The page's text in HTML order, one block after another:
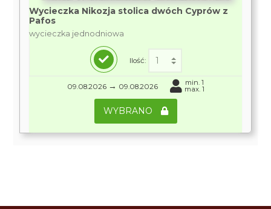
Wycieczka Nikozja stolica dwóch Cyprów z
Pafos
wycieczka jednodniowa
Ilość:
09.08.2026 → 09.08.2026 min. 1
max. 1
WYBRANO